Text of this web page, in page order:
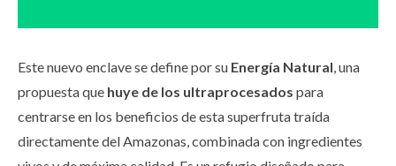
Este nuevo enclave se define por su Energía Natural, una
propuesta que huye de los ultraprocesados para
centrarse en los beneficios de esta superfruta traída
directamente del Amazonas, combinada con ingredientes